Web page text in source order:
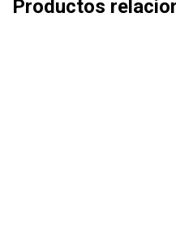
Productos